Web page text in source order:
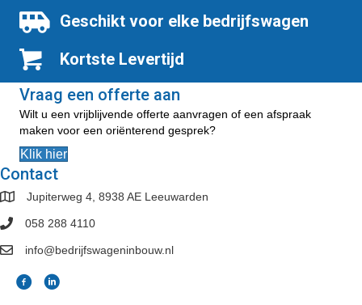
Geschikt voor elke bedrijfswagen
Kortste Levertijd
Vraag een offerte aan
Wilt u een vrijblijvende offerte aanvragen of een afspraak
maken voor een oriënterend gesprek?
Klik hier
Contact
Jupiterweg 4, 8938 AE Leeuwarden
058 288 4110
info@bedrijfswageninbouw.nl